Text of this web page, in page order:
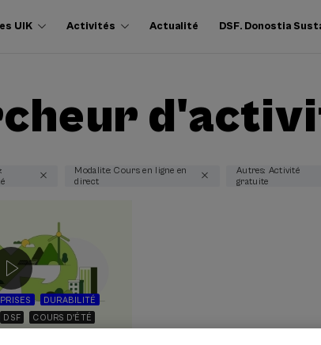
UIK Activités Actualité DSF. Donostia
Modalite: Cours en ligne en
direct
Autres: Activité
gratuite
DURABILITÉ
DSF COURS D'ÉTÉ